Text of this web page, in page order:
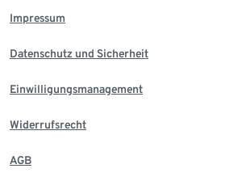
Impressum
Datenschutz und Sicherheit
Einwilligungsmanagement
Widerrufsrecht
AGB